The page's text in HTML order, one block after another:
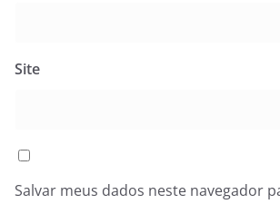
Site
Salvar meus dados neste navegador